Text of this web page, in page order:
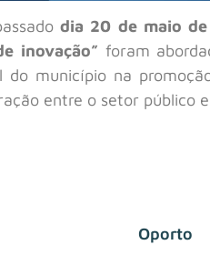
dia 20 de maio
inovação” foram
município na
entre o setor público
Oporto